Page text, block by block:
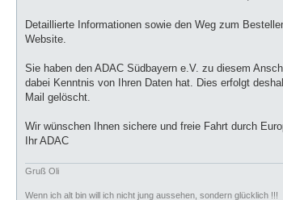
Detaillierte Informationen sowie den Weg zum
Website.
Sie haben den ADAC Südbayern e.V. zu diesem
dabei Kenntnis von Ihren Daten hat. Dies erfolgt
Mail gelöscht.
Wir wünschen Ihnen sichere und freie Fahrt durch
Ihr ADAC
Gruß Oli
Wenn ich alt bin will ich nicht jung aussehen, sondern glücklich !!!